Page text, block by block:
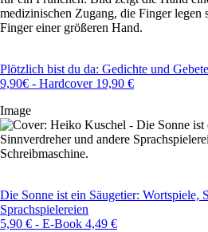
Plötzlich bist du da: Gedichte und
9,90€ - Hardcover 19,90 €
Image
Die Sonne ist ein Säugetier: Wortspiele,
Sprachspielereien
5,90 € - E-Book 4,49 €